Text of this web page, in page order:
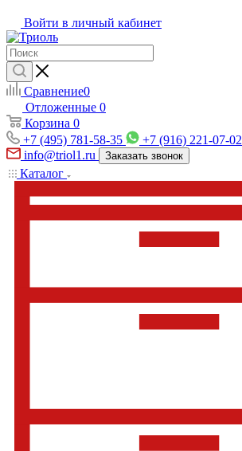
Войти в личный кабинет
Сравнение0
Отложенные 0
Корзина 0
+7 (495) 781-58-35
+7 (916) 221-07-02
info@triol1.ru
Заказать звонок
Каталог